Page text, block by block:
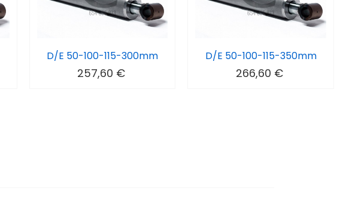
D/E 50-100-115-300mm
257,60 €
D/E 50-100-115-350mm
266,60 €